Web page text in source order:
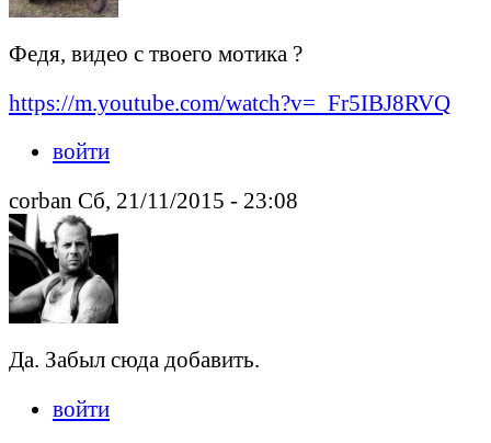
Федя, видео с твоего мотика ?
https://m.youtube.com/watch?v=_Fr5IBJ8RVQ
войти
corban Сб, 21/11/2015 - 23:08
Да. Забыл сюда добавить.
войти